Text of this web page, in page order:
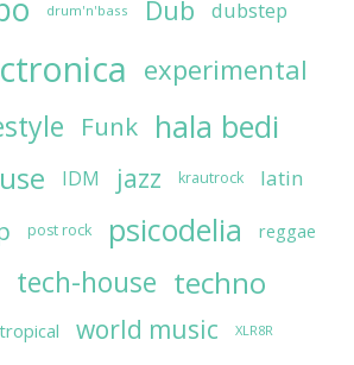
drum'n'bass Dub dubstep
experimental
Funk hala bedi
IDM jazz krautrock latin
post rock psicodelia reggae
tech-house techno
tropical world music XLR8R